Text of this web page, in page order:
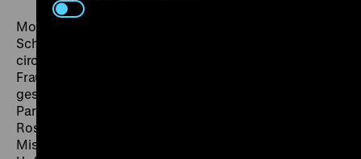
Monroe spielt Roslyn, die für ihre Trennung ins
Scheidungsparadies Reno gereist ist und dort bei der
circa 60-jährigen Isabelle (Helma Ritter) wohnt. Die
Frauen treffen auf Guido (Eli Wallach) und den älteren,
geschiedenen Cowboy Gay (Clark Gable). Nach einer
Party im Wüstenhäuschen Guidos bauen Gay und
Roslyn an einer brüchigen Idylle. Mit einem weiteren
Misfit, gespielt vom damals unter den Folgen eines